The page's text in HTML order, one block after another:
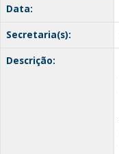
Data:
Secretaria(s):
Descrição: